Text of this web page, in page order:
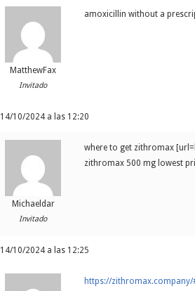
MatthewFax
Invitado
amoxicillin without a
14/10/2024 a las 12:20
Michaeldar
Invitado
where to get zithromax
zithromax 500 mg lowest
14/10/2024 a las 12:25
https://zithromax.company/